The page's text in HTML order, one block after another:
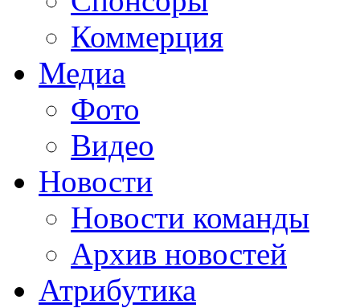
Коммерция
Медиа
Фото
Видео
Новости
Новости команды
Архив новостей
Атрибутика